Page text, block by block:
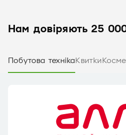
Нам довіряють 25
Побутова технікаКвитки